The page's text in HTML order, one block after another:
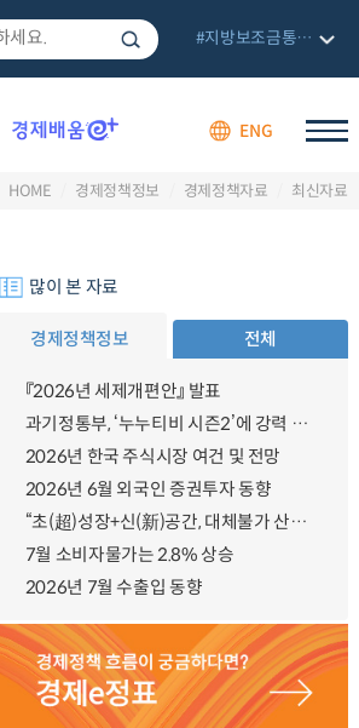
ENG
#지방보조금통합관리망
HOME 경제정책정보 경제정책자료 최신자료
많이 본 자료
경제정책정보 전체
『2026년 세제개편안』 발표
과기정통부, ‘누누티비 시즌2’에 강력 대응 의지 밝혀
2026년 한국 주식시장 여건 및 전망
2026년 6월 외국인 증권투자 동향
“초(超)성장+신(新)공간, 대체불가 산업강국”
7월 소비자물가는 2.8% 상승
2026년 7월 수출입 동향